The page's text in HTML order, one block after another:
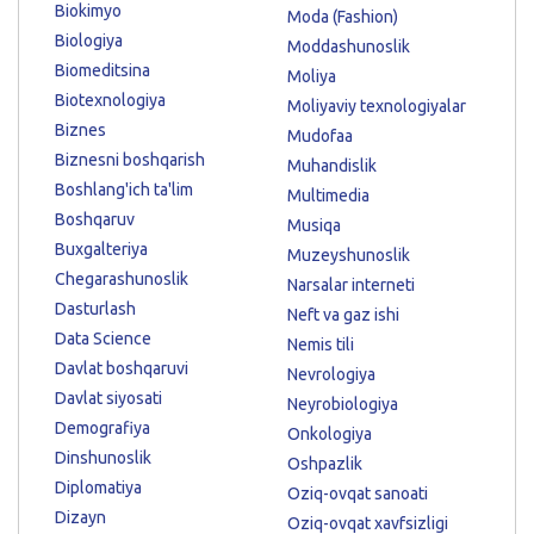
Biokimyo
Biologiya
Biomeditsina
Biotexnologiya
Biznes
Biznesni boshqarish
Boshlang'ich ta'lim
Boshqaruv
Buxgalteriya
Chegarashunoslik
Dasturlash
Data Science
Davlat boshqaruvi
Davlat siyosati
Demografiya
Dinshunoslik
Diplomatiya
Dizayn
Moda (Fashion)
Moddashunoslik
Moliya
Moliyaviy texnologiyalar
Mudofaa
Muhandislik
Multimedia
Musiqa
Muzeyshunoslik
Narsalar interneti
Neft va gaz ishi
Nemis tili
Nevrologiya
Neyrobiologiya
Onkologiya
Oshpazlik
Oziq-ovqat sanoati
Oziq-ovqat xavfsizligi